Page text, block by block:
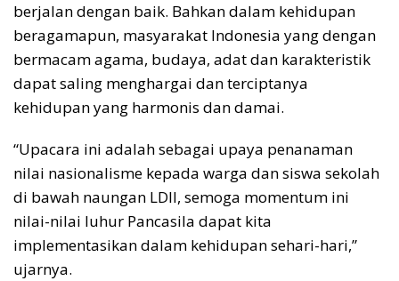
berjalan dengan baik. Bahkan dalam kehidupan
beragamapun, masyarakat Indonesia yang dengan
bermacam agama, budaya, adat dan karakteristik
dapat saling menghargai dan terciptanya
kehidupan yang harmonis dan damai.
“Upacara ini adalah sebagai upaya penanaman
nilai nasionalisme kepada warga dan siswa sekolah
di bawah naungan LDII, semoga momentum ini
nilai-nilai luhur Pancasila dapat kita
implementasikan dalam kehidupan sehari-hari,”
ujarnya.